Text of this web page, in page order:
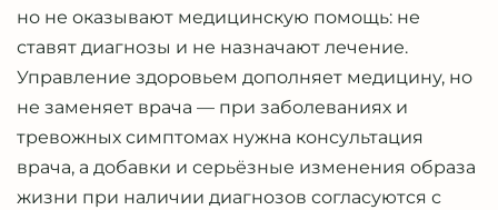
но не оказывают медицинскую помощь: не
ставят диагнозы и не назначают лечение.
Управление здоровьем дополняет медицину, но
не заменяет врача — при заболеваниях и
тревожных симптомах нужна консультация
врача, а добавки и серьёзные изменения образа
жизни при наличии диагнозов согласуются с